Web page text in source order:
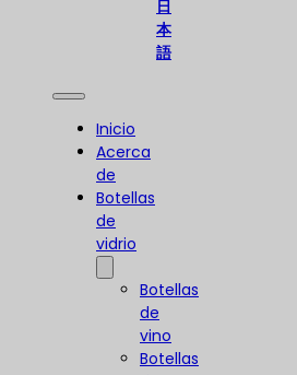
日
本
語
Inicio
Acerca
de
Botellas
de
vidrio
Botellas
de
vino
Botellas